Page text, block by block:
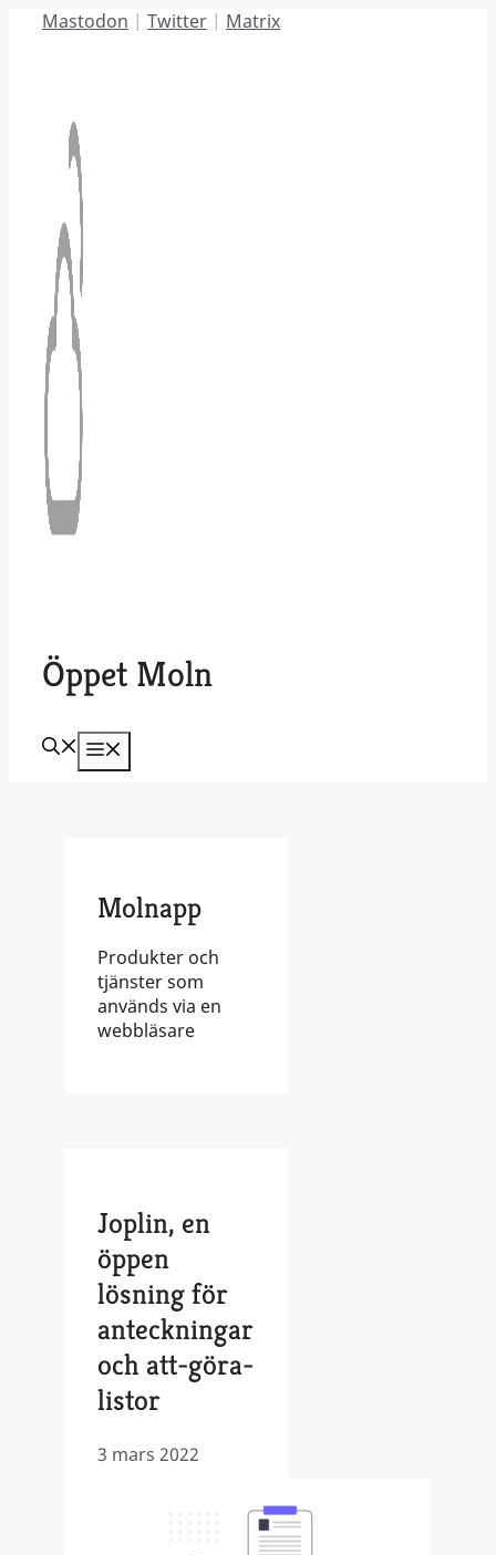
HoppaMastodon | Twitter | Matrix
Öppet Moln
Molnapp
Produkter och
tjänster som
används via en
webbläsare
Joplin, en
öppen
lösning för
anteckningar
och att-göra-
listor
3 mars 2022